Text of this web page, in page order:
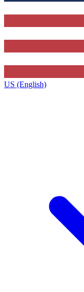
US (English)